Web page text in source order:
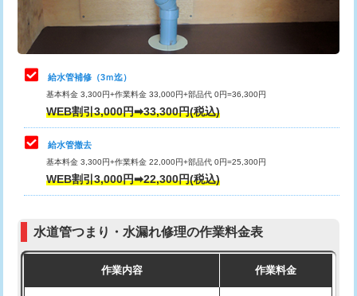
排水管工事（追加 排水管工事/3ｍ超
マス交換（土の掘削・埋め戻し作業）
マス交換（深さ50㎝未満）
マス交換（深さ50㎝以上）
コンクリート斫り（厚さ10㎝まで）
モルタル補修（厚さ10㎝超え） 38,500円
理・調整・分解・加工など（軽作業）
止水・漏水調査・防水処理・清掃・修
理・調整・分解・加工など（中作業）
止水・漏水調査・防水処理・清掃・修
理・調整・分解・加工など（重作業）
33,000円
その他部品の脱着
交換・取付（タンク）
式）)
式・ワンホール）)
給水管補修（3ｍ迄）
基本料金 3,300円+作業料金 33,000円+部品代 0円=36,300円
WEB割引3,000円➡33,300円(税込)
給水管撤去
基本料金 3,300円+作業料金 22,000円+部品代 0円=25,300円
WEB割引3,000円➡22,300円(税込)
水道管つまり・水漏れ修理の作業料金表
作業内容 作業料金